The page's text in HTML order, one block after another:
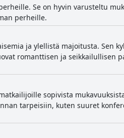
Se on hyvin varusteltu
perheille.
ja ylellistä majoitusta. Sen
romanttisen ja seikkailullisen
sopivista
tarpeisiin, kuten suuret